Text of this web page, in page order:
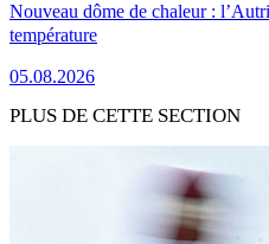
Nouveau dôme de chaleur :
température
05.08.2026
PLUS DE CETTE SECTION